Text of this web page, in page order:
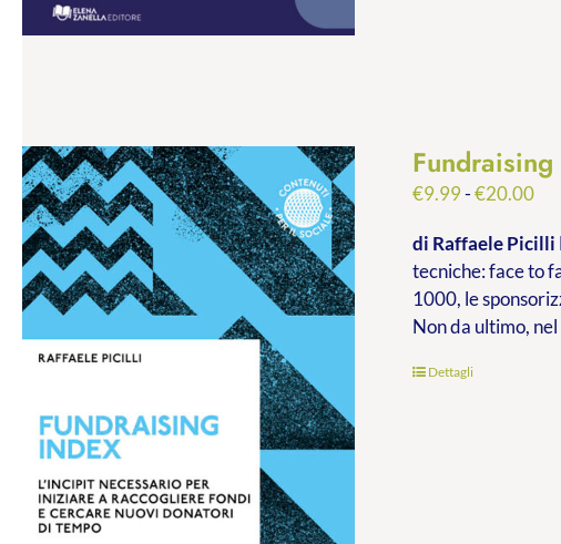
€9.99-€20.00
da
a
di Raffaele Picilli
tecniche: face to
1000, le
Non da ultimo,
Dettagli